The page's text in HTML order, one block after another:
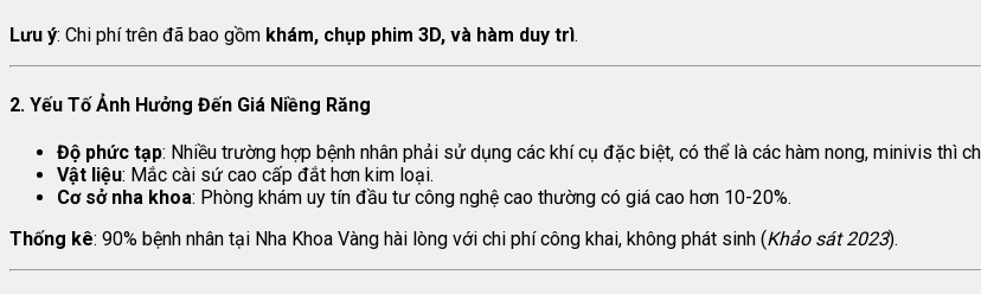
Lưu ý: Chi phí trên đã bao gồm khám, chụp phim 3D, và hàm duy trì.
2. Yếu Tố Ảnh Hưởng Đến Giá Niềng Răng
Độ phức tạp: Nhiều trường hợp bệnh nhân phải sử dụng các khí cụ đặc biệt, có thể là các hàm nong, minivis thì
Vật liệu: Mắc cài sứ cao cấp đắt hơn kim loại.
Cơ sở nha khoa: Phòng khám uy tín đầu tư công nghệ cao thường có giá cao hơn 10-20%.
Thống kê: 90% bệnh nhân tại Nha Khoa Vàng hài lòng với chi phí công khai, không phát sinh (Khảo sát 2023).